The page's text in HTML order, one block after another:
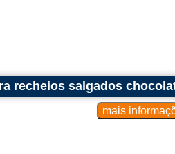
recheios salgados